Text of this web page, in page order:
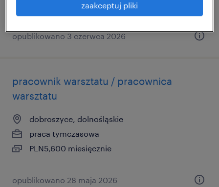
opublikowano 3 czerwca 2026
pracownik warsztatu / pracownica
warsztatu
dobroszyce, dolnośląskie
praca tymczasowa
PLN5,600 miesięcznie
opublikowano 28 maja 2026
zaakceptuj pliki